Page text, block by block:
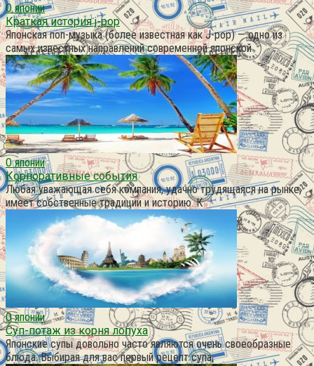
О японии
Краткая история j-pop
Японская поп-музыка (более известная как J-pop) — одно из
самых известных направлений современной японской
О японии
Корпоративные события
Любая уважающая себя компания, удачно трудящаяся на рынке,
имеет собственные традиции и историю. К
О японии
Суп-потаж из корня лопуха
Японские супы довольно часто являются очень своеобразные
блюда. Выбирая для вас первый рецепт супа,